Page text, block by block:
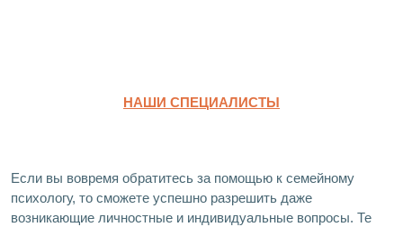
НАШИ СПЕЦИАЛИСТЫ
Если вы вовремя обратитесь за помощью к семейному
психологу, то сможете успешно разрешить даже
возникающие личностные и индивидуальные вопросы. Те